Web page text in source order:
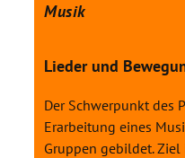
Musik
Lieder und
Der Schwerpunkt des
Erarbeitung eines
Gruppen gebildet.